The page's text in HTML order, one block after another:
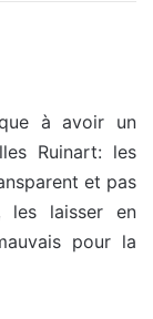
à avoir un
Ruinart: les
et pas
les laisser en
pour la